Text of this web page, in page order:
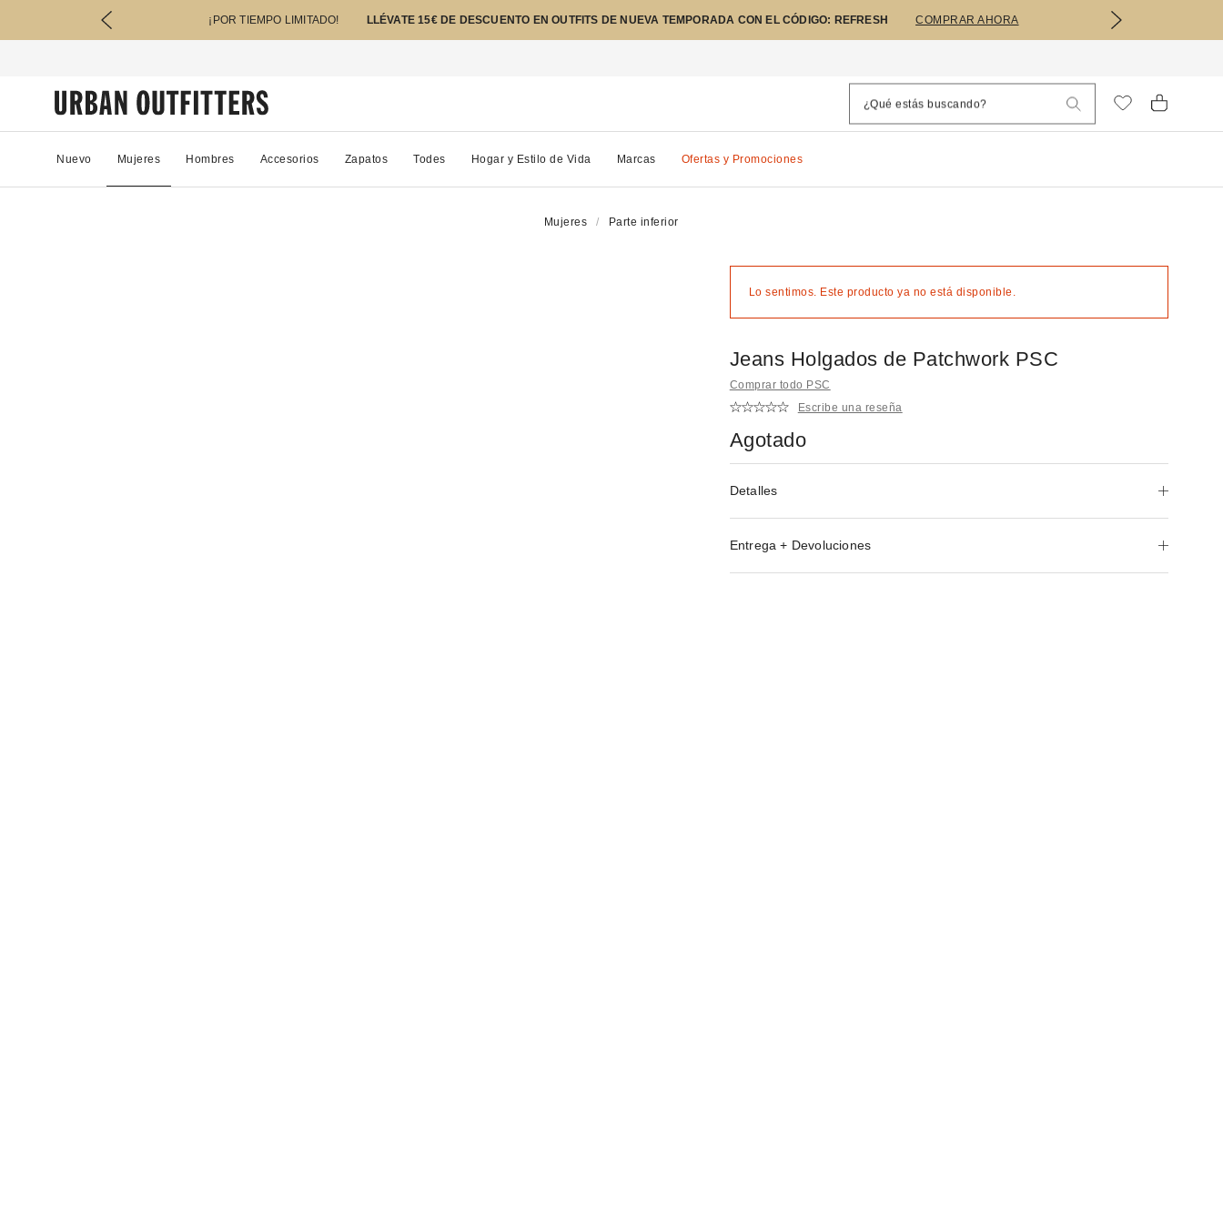
¡POR TIEMPO LIMITADO! LLÉVATE 15€ DE DESCUENTO EN OUTFITS DE NUEVA TEMPORADA CON EL CÓDIGO: REFRESH COMPRAR AHORA
Nuevo Mujeres Hombres Accesorios Zapatos Todes Hogar y Estilo de Vida Marcas Ofertas y Promociones
Mujeres Parte inferior
Lo sentimos. Este producto ya no está disponible.
Jeans Holgados de Patchwork PSC
Comprar todo PSC
Escribe una reseña
Agotado
Detalles
Entrega + Devoluciones